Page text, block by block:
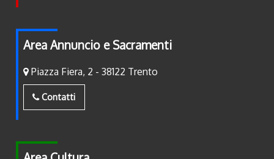
Area Annuncio e Sacramenti
Piazza Fiera, 2 - 38122 Trento
Contatti